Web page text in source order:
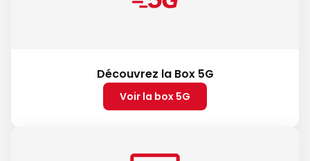
Découvrez la Box 5G
Voir la box 5G